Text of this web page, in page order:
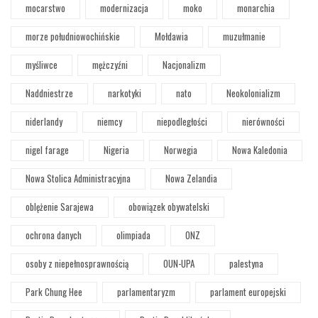
mocarstwo
modernizacja moko
monarchia
morze południowochińskie
Mołdawia
muzułmanie
myśliwce
mężczyźni
Nacjonalizm
Naddniestrze
narkotyki nato
Neokolonializm
niderlandy
niemcy niepodległości
nierówności
nigel farage
Nigeria Norwegia
Nowa Kaledonia
Nowa Stolica Administracyjna
Nowa Zelandia
oblężenie Sarajewa
obowiązek obywatelski
ochrona danych
olimpiada
ONZ
osoby z niepełnosprawnością
OUN-UPA
palestyna
Park Chung Hee
parlamentaryzm
parlament europejski